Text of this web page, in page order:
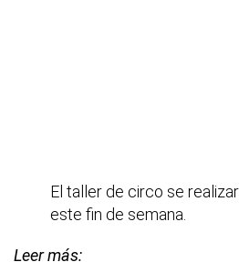
El taller de circo se
este fin de semana.
Leer más: